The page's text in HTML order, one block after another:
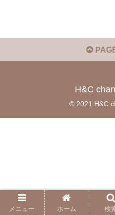
H&C
© 2021 H&C
メニュー ホーム 検